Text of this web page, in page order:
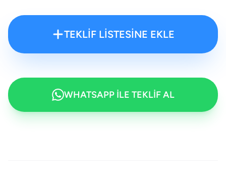
TEKLİF LİSTESİNE EKLE
WHATSAPP İLE TEKLİF AL